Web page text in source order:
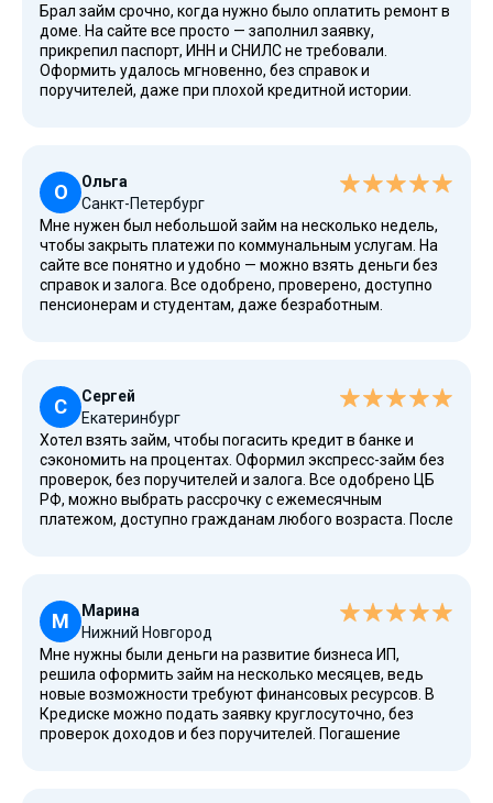
Брал займ срочно, когда нужно было оплатить ремонт в
доме. На сайте все просто — заполнил заявку,
прикрепил паспорт, ИНН и СНИЛС не требовали.
Оформить удалось мгновенно, без справок и
поручителей, даже при плохой кредитной истории.
доверие, максимальная прозрачность, все официально,
работают круглосуточно.
О
Ольга
Санкт-Петербург
Мне нужен был небольшой займ на несколько недель,
чтобы закрыть платежи по коммунальным услугам. На
сайте все понятно и удобно — можно взять деньги без
справок и залога. Все одобрено, проверено, доступно
пенсионерам и студентам, даже безработным.
МФО России с низкой процентной ставкой и без
отказов.
С
Сергей
Екатеринбург
Хотел взять займ, чтобы погасить кредит в банке и
сэкономить на процентах. Оформил экспресс-займ без
проверок, без поручителей и залога. Все одобрено ЦБ
РФ, можно выбрать рассрочку с ежемесячным
платежом, доступно гражданам любого возраста. После
калькулятор на сайте для расчетов. Все прозрачно,
других требований нет, все проверено временем.
М
Марина
Нижний Новгород
Мне нужны были деньги на развитие бизнеса ИП,
решила оформить займ на несколько месяцев, ведь
новые возможности требуют финансовых ресурсов. В
Кредиске можно подать заявку круглосуточно, без
проверок доходов и без поручителей. Погашение